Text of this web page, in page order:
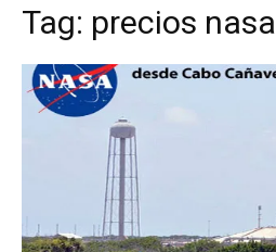
My
Tag: precios nasa